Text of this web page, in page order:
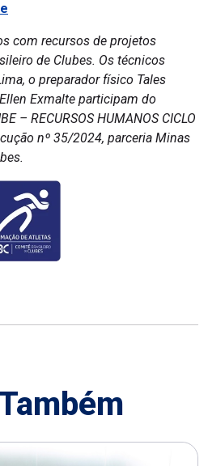
com recursos de projetos
de Clubes. Os técnicos
o preparador físico Tales
Exmalte participam do
– RECURSOS HUMANOS CICLO
nº 35/2024, parceria Minas